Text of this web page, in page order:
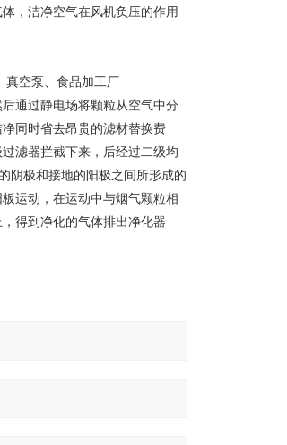
，洁净空气在风机负压的作用
真空泵、食品加工厂
通过静电场将颗粒从空气中分
同时省去昂贵的滤材替换费
滤器拦截下来，后经过二级均
阴极和接地的阳极之间所形成的
运动，在运动中与烟气颗粒相
得到净化的气体排出净化器